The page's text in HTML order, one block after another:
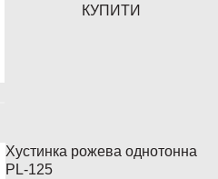
КУПИТИ
Хустинка рожева однотонна
PL-125